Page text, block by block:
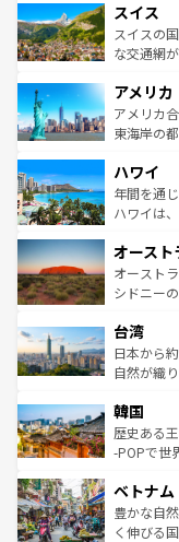
れる地方
を参照し
は、お酒好き
ドイツ情
リアごと
ティー、
戦など、
ンツ一覧
スイス
スイスの
な交通網
の建物が
博物館も
ことがで
ば市内交通
着のスイ
アメリカ
アメリカ
東海岸の
のような
ンメント
西部には
部のニュ
文化が魅
しみなが
ならではの贅沢
情報はコ
ハワイ
年間を通
ハワイは
ワイ島は
島だが、
おすすめ
れるおも
人々、お
ク、伝統
ワイを、存分に味
はコンテ
オースト
オースト
シドニー
リアリー
ク）、タ
ど、見ど
いる。ア
ビング、
い。オー
参照してほ
台湾
日本から
自然が織
ン）、静
と山間の
驚きをも
容にもい
照してほ
韓国
歴史ある
-POPで世
き、地方
できる。
まで、さ
ベトナム
豊かな自
く伸びる